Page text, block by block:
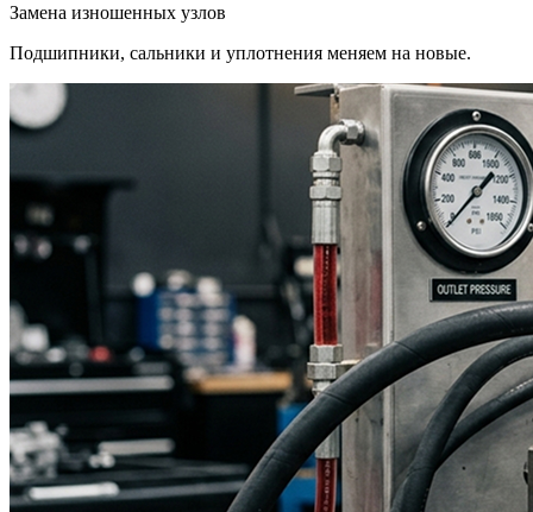
Замена изношенных узлов
Подшипники, сальники и уплотнения меняем на новые.